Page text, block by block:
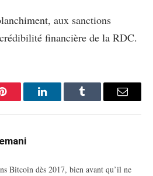
aux sanctions
financière de la RDC.
Pinterest LinkedInTumblr Email
Bitcoin dès 2017, bien avant qu’il ne